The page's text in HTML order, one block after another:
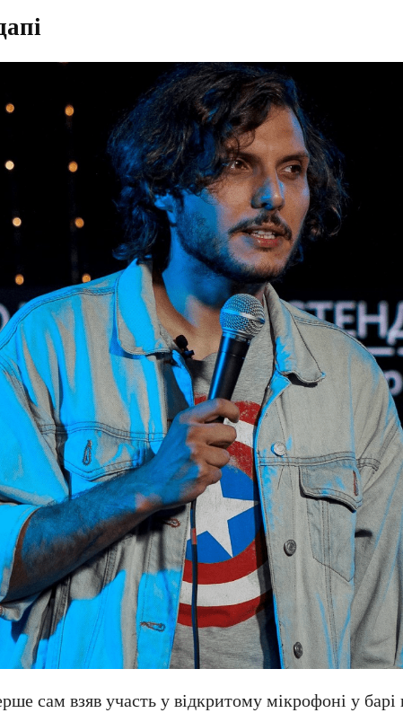
сам взяв участь у відкритому мікрофоні у барі